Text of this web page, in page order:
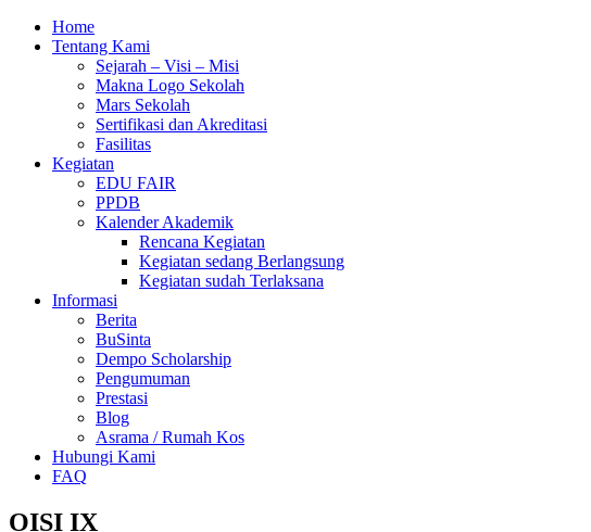
Home
Tentang Kami
Sejarah – Visi – Misi
Makna Logo Sekolah
Mars Sekolah
Sertifikasi dan Akreditasi
Fasilitas
Kegiatan
EDU FAIR
PPDB
Kalender Akademik
Rencana Kegiatan
Kegiatan sedang Berlangsung
Kegiatan sudah Terlaksana
Informasi
Berita
BuSinta
Dempo Scholarship
Pengumuman
Prestasi
Blog
Asrama / Rumah Kos
Hubungi Kami
FAQ
OISI IX